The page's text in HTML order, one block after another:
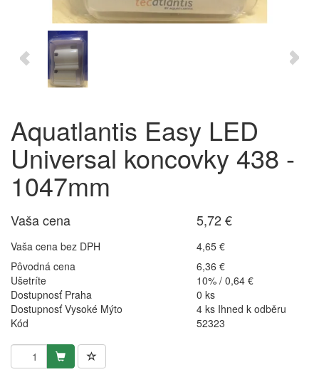
Aquatlantis Easy LED
Universal koncovky 438 -
1047mm
Vaša cena 5,72 €
Vaša cena bez DPH
4,65 €
Pôvodná cena
6,36 €
Ušetríte
10% / 0,64 €
Dostupnosť Praha
0 ks
Dostupnosť Vysoké Mýto
4 ks Ihned k odběru
Kód
52323